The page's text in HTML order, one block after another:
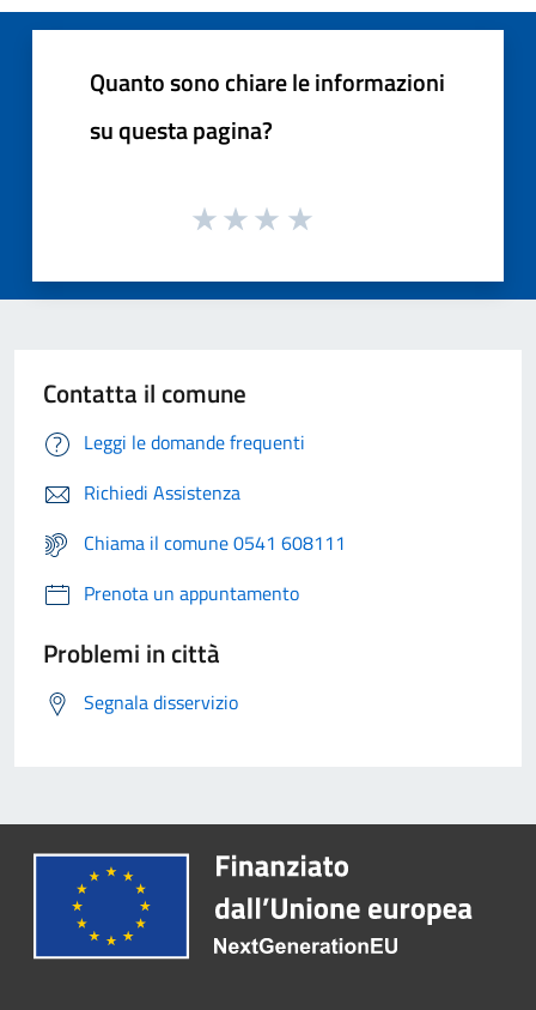
Quanto sono chiare le informazioni
su questa pagina?
Contatta il comune
Leggi le domande frequenti
Richiedi Assistenza
Chiama il comune 0541 608111
Prenota un appuntamento
Problemi in città
Segnala disservizio